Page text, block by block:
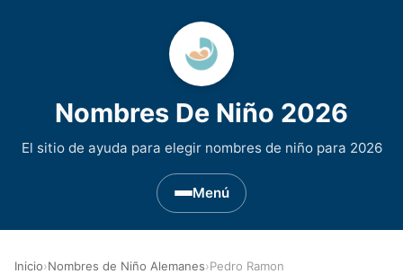
Nombres De Niño 2026
El sitio de ayuda para elegir nombres de niño para 2026
Menú
Inicio›Nombres de Niño Alemanes›Pedro Ramon